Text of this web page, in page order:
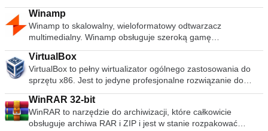
powszechnego złośliwego oprogramowania i zagrożeń,
idealne, jeśli komputer jest już zainfekowany. Chociaż Stinger
nie zastępuje pełnowartościowego oprogramowania
antywirusowego, Stinger jest aktualizowany wiele razy w
tygodniu, aby obejmował wykrywanie nowszych wariantów
fałszywych alarmów i rozpowszechnionych wirusów.
.descbannerbtn { font-family: Arial,Helvetica,Sans-Serif;
background: linear-gradient(#fc8f32 0,#e26a0c
100%)!important; border: solid 1px #be5b0c; color: #fff;text-
align: center;font-size: 14px;float:right;
display:block;width:141px;height:30px;letter-spacing: 1px;
Winamp
Winamp to skalowalny, wieloformatowy odtwarzacz
multimedialny. Winamp obsługuje szeroką gamę
współczesnych i specjalistycznych formatów plików
muzycznych, w tym MIDI, MOD, warstwy audio 1 i 2 MPEG-1,
AAC, M4A, FLAC, WAV, OGG Vorbis i Windows Media Audio.
Obsługuje odtwarzanie bez przerw dla MP3 i AAC oraz
Replay Gain do wyrównywania głośności między ścieżkami.
Ponadto Winamp może odtwarzać i importować muzykę z płyt
CD audio, opcjonalnie z CD-Text, a także nagrywać muzykę
na płytach CD. Winamp obsługuje odtwarzanie Windows
VirtualBox
VirtualBox to pełny wirtualizator ogólnego zastosowania do
sprzętu x86. Jest to jedyne profesjonalne rozwiązanie do
wirtualizacji, które jest także oprogramowaniem typu open
source, przeznaczone do użytku na serwerach, komputerach
stacjonarnych i urządzeniach wbudowanych. Niektóre funkcje
VirtualBox to: Modułowość. VirtualBox ma niezwykle
WinRAR 32-bit
WinRAR to narzędzie do archiwizacji, które całkowicie
obsługuje archiwa RAR i ZIP i jest w stanie rozpakować